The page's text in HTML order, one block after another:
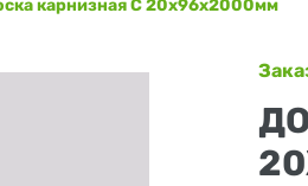
карнизная С 20х96х2000мм